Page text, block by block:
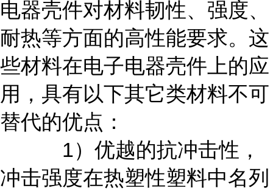
电器壳件对材料韧性、强度、
耐热等方面的高性能要求。这
些材料在电子电器壳件上的应
用，具有以下其它类材料不可
替代的优点：
1）优越的抗冲击性，
冲击强度在热塑性塑料中名列